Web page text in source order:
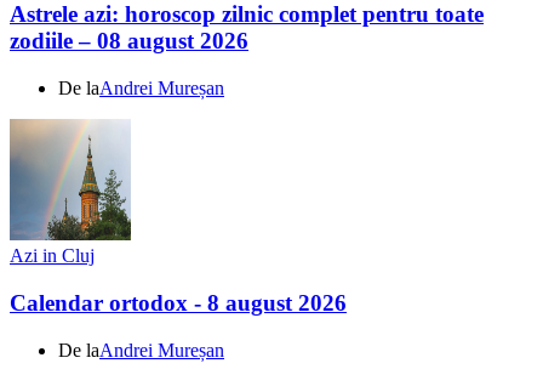
Astrele azi: horoscop zilnic complet pentru toate
zodiile – 08 august 2026
De laAndrei Mureșan
Azi in Cluj
Calendar ortodox - 8 august 2026
De laAndrei Mureșan